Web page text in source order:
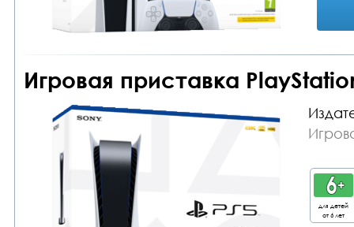
Игровая приставка
для детей
от 6 лет